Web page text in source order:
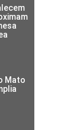
Mato